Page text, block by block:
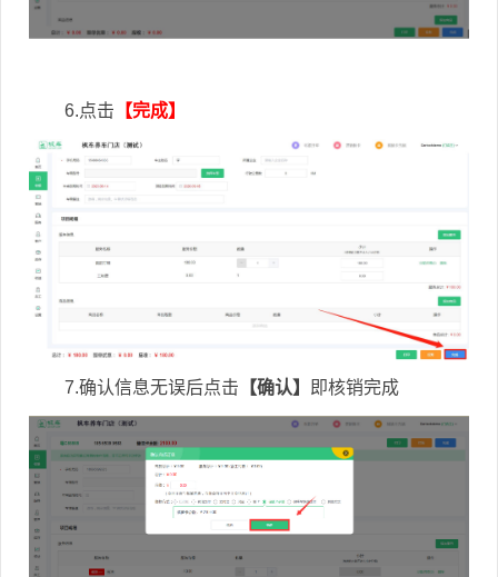
6.点击 【完成】
7.确认信息无误后点击 【确认】 即核销完成